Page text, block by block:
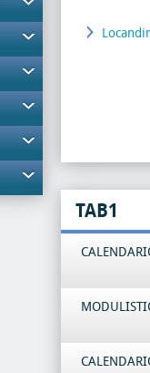
TAB1